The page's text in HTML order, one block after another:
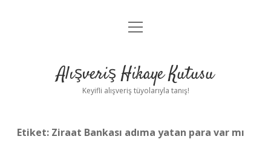
Anasayfa
Yasal Uyarı
menüyü
Alışveriş Hikaye Kutusu
Keyifli alışveriş tüyolarıyla tanış!
Etiket: Ziraat Bankası adıma yatan para var mı